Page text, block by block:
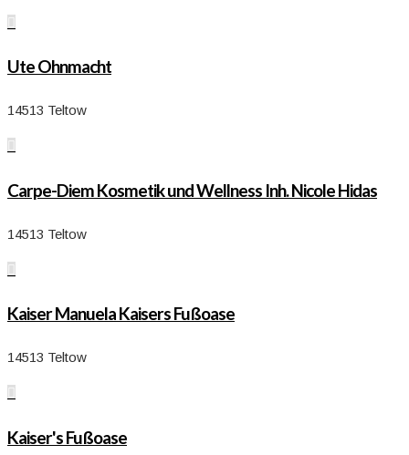

Ute Ohnmacht
14513 Teltow

Carpe-Diem Kosmetik und Wellness Inh. Nicole Hidas
14513 Teltow

Kaiser Manuela Kaisers Fußoase
14513 Teltow

Kaiser's Fußoase